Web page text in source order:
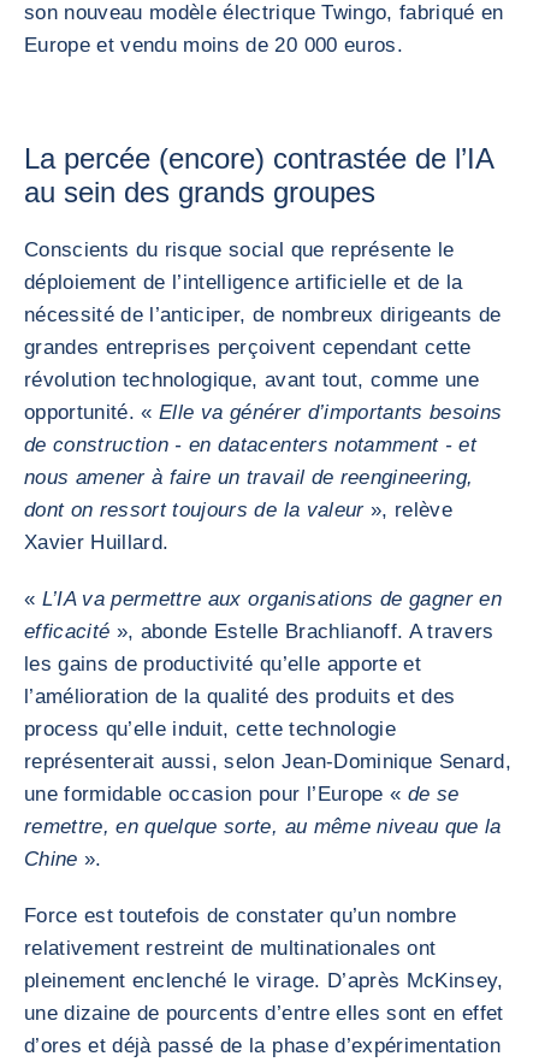
son nouveau modèle électrique Twingo, fabriqué en
Europe et vendu moins de 20 000 euros.
La percée (encore) contrastée de l’IA
au sein des grands groupes
Conscients du risque social que représente le
déploiement de l’intelligence artificielle et de la
nécessité de l’anticiper, de nombreux dirigeants de
grandes entreprises perçoivent cependant cette
révolution technologique, avant tout, comme une
opportunité. «Elle va générer d’importants besoins
de construction - en datacenters notamment - et
nous amener à faire un travail de reengineering,
dont on ressort toujours de la valeur», relève
Xavier Huillard.
« L’IA va permettre aux organisations de gagner en
efficacité », abonde Estelle Brachlianoff. A travers
les gains de productivité qu’elle apporte et
l’amélioration de la qualité des produits et des
process qu’elle induit, cette technologie
représenterait aussi, selon Jean-Dominique Senard,
une formidable occasion pour l’Europe « de se
remettre, en quelque sorte, au même niveau que la
Chine ».
Force est toutefois de constater qu’un nombre
relativement restreint de multinationales ont
pleinement enclenché le virage. D’après McKinsey,
une dizaine de pourcents d’entre elles sont en effet
d’ores et déjà passé de la phase d’expérimentation